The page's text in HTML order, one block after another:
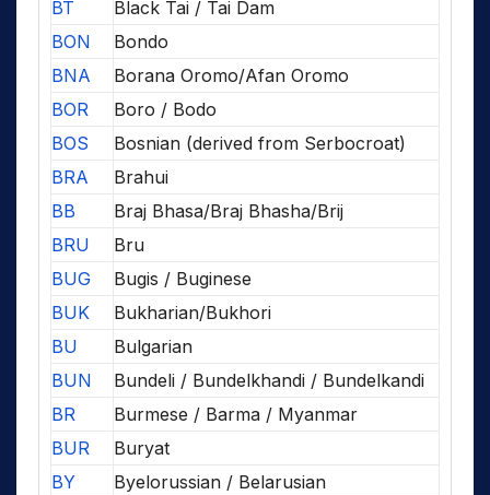
BT
Black Tai / Tai Dam
BON
Bondo
BNA
Borana Oromo/Afan Oromo
BOR
Boro / Bodo
BOS
Bosnian (derived from Serbocroat)
BRA
Brahui
BB
Braj Bhasa/Braj Bhasha/Brij
BRU
Bru
BUG
Bugis / Buginese
BUK
Bukharian/Bukhori
BU
Bulgarian
BUN
Bundeli / Bundelkhandi / Bundelkandi
BR
Burmese / Barma / Myanmar
BUR
Buryat
BY
Byelorussian / Belarusian